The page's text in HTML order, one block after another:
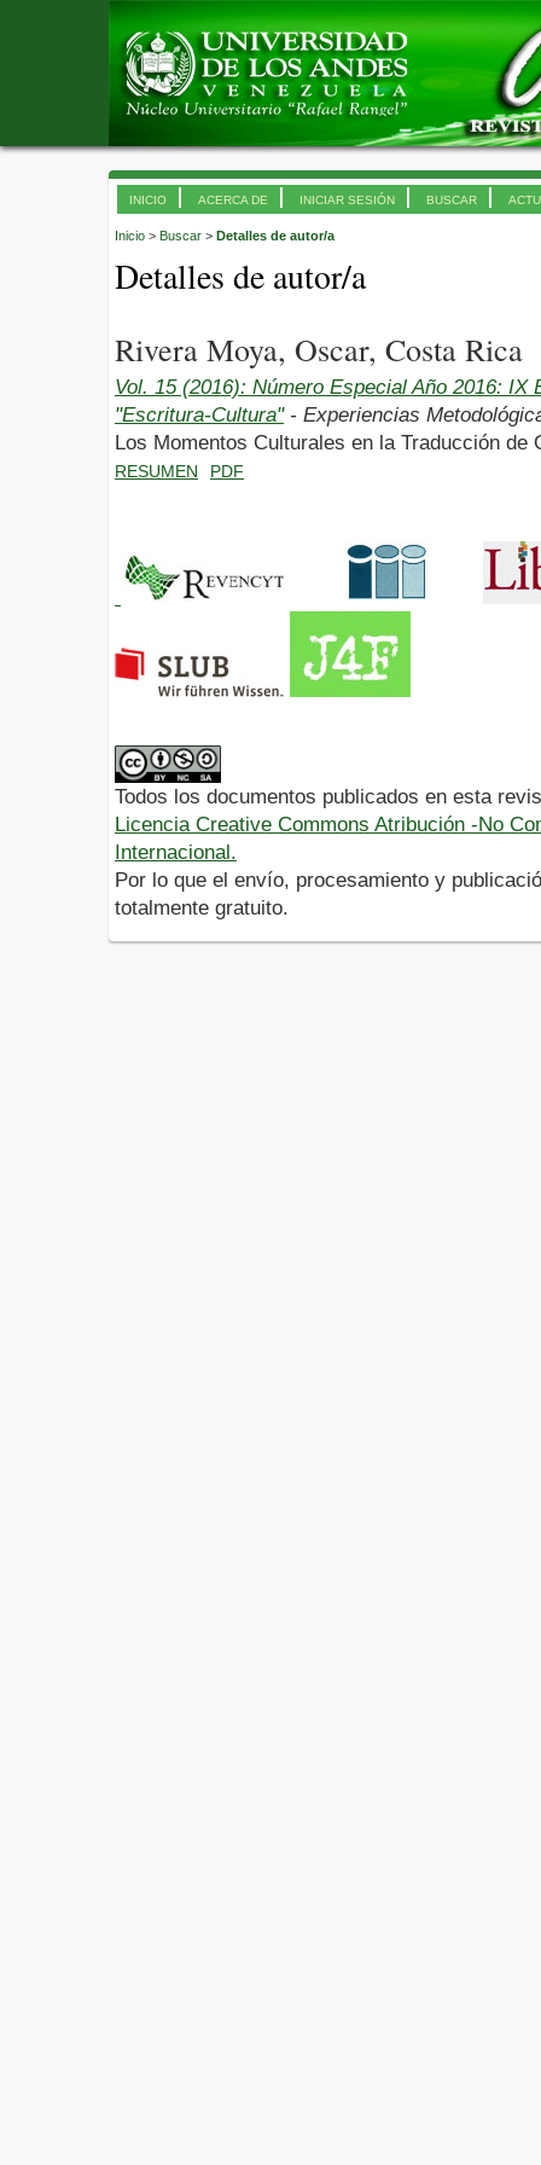
INICIO ACERCA DE INICIAR SESIÓN BUSCAR
Inicio > Buscar > Detalles de autor/a
Detalles de autor/a
Rivera Moya, Oscar, Costa Rica
Vol. 15 (2016): Número Especial Año 2016: IX
"Escritura-Cultura"- Experiencias
Los Momentos Culturales en la Traducción de
RESUMEN PDF
Todos los documentos publicados en esta
Licencia Creative Commons Atribución -No
Internacional.
Por lo que el envío, procesamiento y
totalmente gratuito.